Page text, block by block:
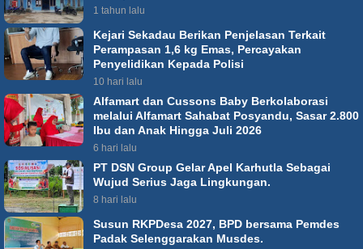
1 tahun lalu
Kejari Sekadau Berikan Penjelasan Terkait
Perampasan 1,6 kg Emas, Percayakan
Penyelidikan Kepada Polisi
10 hari lalu
Alfamart dan Cussons Baby Berkolaborasi
melalui Alfamart Sahabat Posyandu, Sasar 2.800
Ibu dan Anak Hingga Juli 2026
6 hari lalu
PT DSN Group Gelar Apel Karhutla Sebagai
Wujud Serius Jaga Lingkungan.
8 hari lalu
Susun RKPDesa 2027, BPD bersama Pemdes
Padak Selenggarakan Musdes.